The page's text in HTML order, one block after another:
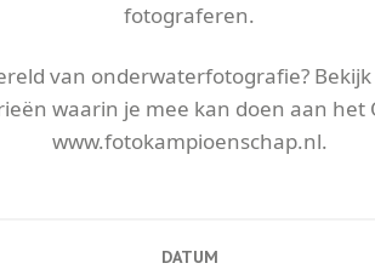
fotograferen.
van onderwaterfotografie?
waarin je mee kan doen aan het
www.fotokampioenschap.nl.
DATUM